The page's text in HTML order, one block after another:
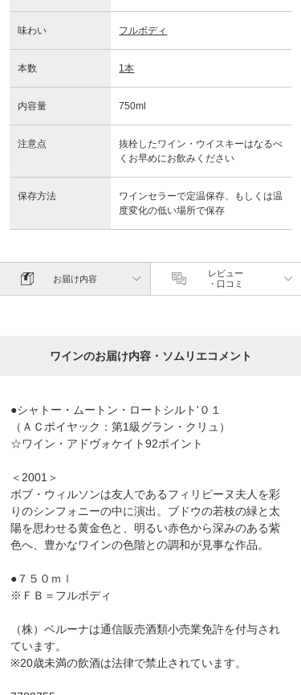
味わい フルボディ
本数 1本
内容量 750ml
注意点
抜栓したワイン・ウイスキーはなるべ
くお早めにお飲みください
保存方法
ワインセラーで定温保存、もしくは温
度変化の低い場所で保存
お届け内容
レビュー
・口コミ
ワインのお届け内容・ソムリエコメント
●シャトー・ムートン・ロートシルト'０１
（ＡＣポイヤック：第1級グラン・クリュ）
☆ワイン・アドヴォケイト92ポイント
＜2001＞
ボブ・ウィルソンは友人であるフィリピーヌ夫人を彩
りのシンフォニーの中に演出。ブドウの若枝の緑と太
陽を思わせる黄金色と、明るい赤色から深みのある紫
色へ、豊かなワインの色階との調和が見事な作品。
●７５０ｍｌ
※ＦＢ＝フルボディ
（株）ベルーナは通信販売酒類小売業免許を付与され
ています。
※20歳未満の飲酒は法律で禁止されています。